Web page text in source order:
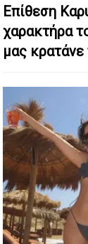
Επίθεση
χαρακτήρα
μας